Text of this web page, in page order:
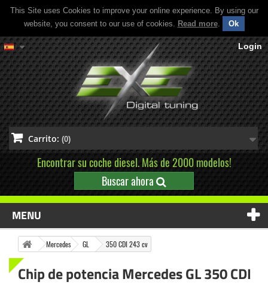
This Site uses Cookies to improve your online experience. By using our
website, you consent to our use of cookies. Read more. Ok
Login
Carrito: (0)
Encontrar su coche diesel. Más de 2000 modelos!
Buscar ahora
MENU
Mercedes GL 350 CDI 243 cv
Chip de potencia Mercedes GL 350 CDI